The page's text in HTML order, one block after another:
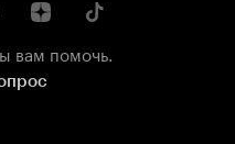
вам помочь.